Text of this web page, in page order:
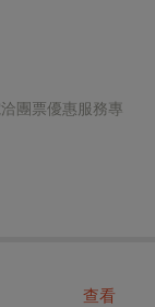
團票優惠服務專
查看